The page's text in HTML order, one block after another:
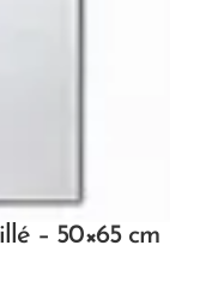
– 50×65 cm